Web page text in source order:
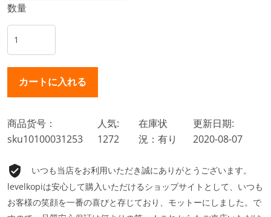
数量
商品货号：
sku10100031253
人気:
1272
在庫状
況：有り
更新日期:
2020-08-07
いつも当店をお利用いただき誠にありがとうございます。
levelkopiは安心して購入いただけるショップサイトとして、いつも
お客様の笑顔を一番の喜びと存じており、モットーにしました。で